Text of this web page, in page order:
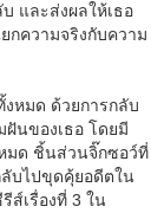
และส่งผลให้เธอ
กความจริงกับความ
มด ด้วยการกลับ
ฝันของเธอ โดยมี
หมด ชิ้นส่วนจิ๊กซอว์ที่
ลับไปขุดคุ้ยอดีตใน
ส์เรื่องที่ 3 ใน